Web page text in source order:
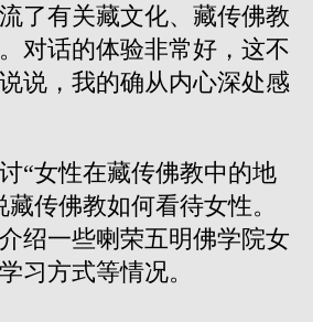
了有关藏文化、藏传佛教
对话的体验非常好，这不
说，我的确从内心深处感
“女性在藏传佛教中的地
传佛教如何看待女性。
绍一些喇荣五明佛学院女
习方式等情况。